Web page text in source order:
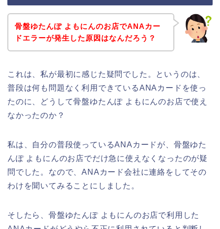
骨盤ゆたんぽ よもにんのお店でANAカー
ドエラーが発生した原因はなんだろう？
これは、私が最初に感じた疑問でした。というのは、
普段は何も問題なく利用できているANAカードを使っ
たのに、どうして骨盤ゆたんぽ よもにんのお店で使え
なかったのか？
私は、自分の普段使っているANAカードが、骨盤ゆた
んぽ よもにんのお店でだけ急に使えなくなったのが疑
問でした。なので、ANAカード会社に連絡をしてその
わけを聞いてみることにしました。
そしたら、骨盤ゆたんぽ よもにんのお店で利用した